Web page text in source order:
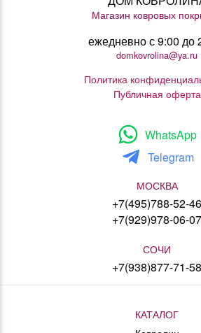
Магазин ковровых
ежедневно с 9:00 до
domkovrolina@ya.ru
Политика
Публичная оферта
WhatsApp
Telegram
МОСКВА
+7(495)788-52-46
+7(929)978-06-07
СОЧИ
+7(938)877-71-58
КАТАЛОГ